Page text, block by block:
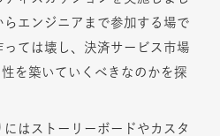
エンジニアまで参加する場で
ては壊し、決済サービス市場
を築いていくべきなのかを探
はストーリーボードやカスタ